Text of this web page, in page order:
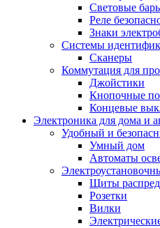
Световые
Реле
Знаки
Системы
Сканеры
Коммутация для
Джойстики
Кнопочные
Концевые
Электроника для дома и
Удобный и
Умный дом
Автоматы
Щиты
Розетки
Вилки